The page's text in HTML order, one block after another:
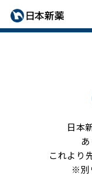
日本
これより
※別